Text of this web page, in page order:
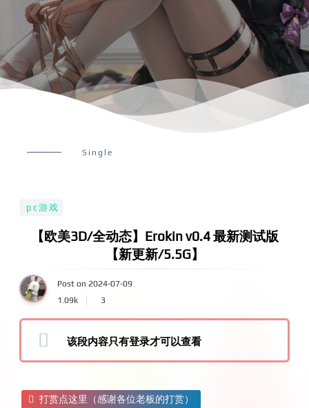
Single
pc游戏
【欧美3D/全动态】Erokin v0.4 最新测试版
【新更新/5.5G】
Post on 2024-07-09
1.09k
3
该段内容只有登录才可以查看
打赏点这里（感谢各位老板的打赏）